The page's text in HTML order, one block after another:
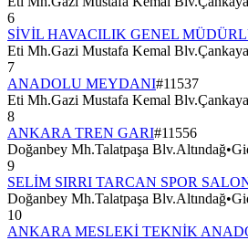
6
SİVİL HAVACILIK GENEL
Eti Mh.Gazi Mustafa Kemal Blv.Çankaya
7
ANADOLU MEYDANI#11537
Eti Mh.Gazi Mustafa Kemal Blv.Çankaya
8
ANKARA TREN GARI#11556
Doğanbey Mh.Talatpaşa Blv.Altındağ•
9
SELİM SIRRI TARCAN SPOR
Doğanbey Mh.Talatpaşa Blv.Altındağ•
10
ANKARA MESLEKİ TEKNİK